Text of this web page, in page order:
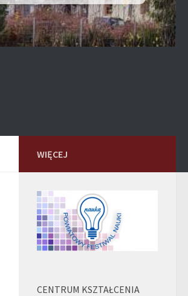
WIĘCEJ
CENTRUM KSZTAŁCENIA